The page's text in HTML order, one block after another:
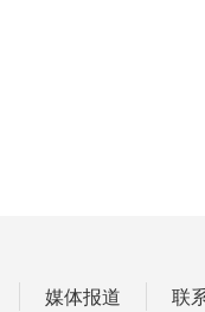
媒体报道 联